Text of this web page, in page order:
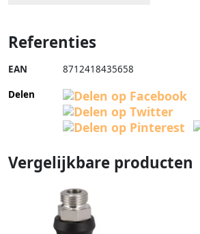
Referenties
EAN 8712418435658
Delen
Vergelijkbare producten